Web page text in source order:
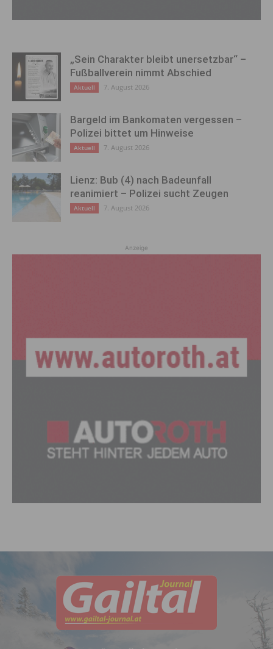
„Sein Charakter bleibt unersetzbar“ –
Fußballverein nimmt Abschied
Aktuell 7. August 2026
Bargeld im Bankomaten vergessen –
Polizei bittet um Hinweise
Aktuell 7. August 2026
Lienz: Bub (4) nach Badeunfall
reanimiert – Polizei sucht Zeugen
Aktuell 7. August 2026
Anzeige